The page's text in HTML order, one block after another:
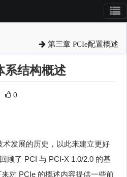
第三章 PCIe配置概述
系结构概述
0
发展的历史，以此来建立更好
顾了 PCI 与 PCI-X 1.0/2.0 的基
对 PCIe 的概述内容提供一些前